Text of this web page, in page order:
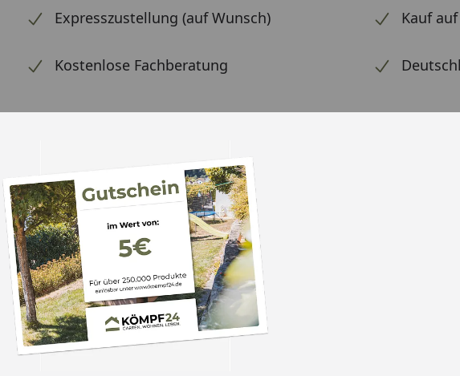
Expresszustellung (auf Wunsch) Kauf
Kostenlose Fachberatung